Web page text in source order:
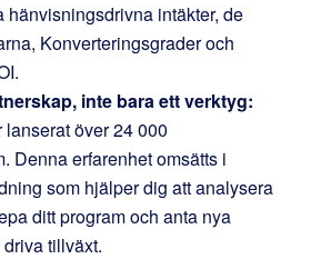
hänvisningsdrivna intäkter, de
Konverteringsgrader och
inte bara ett verktyg:
lanserat över 24 000
Denna erfarenhet omsätts i
som hjälper dig att analysera
ditt program och anta nya
tillväxt.